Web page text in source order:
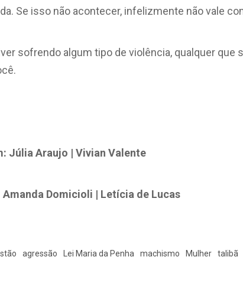
Se isso não acontecer, infelizmente não vale
sofrendo algum tipo de violência, qualquer que
Júlia Araujo | Vivian Valente
Amanda Domicioli | Letícia de Lucas
agressão Lei Maria da Penha machismo Mulher talibã